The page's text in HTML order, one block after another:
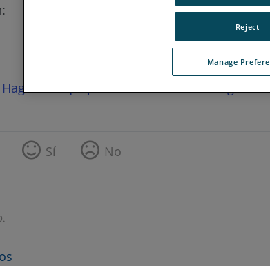
clic aquí para ver la versión en inglés.
Sí No
Manage
Reject